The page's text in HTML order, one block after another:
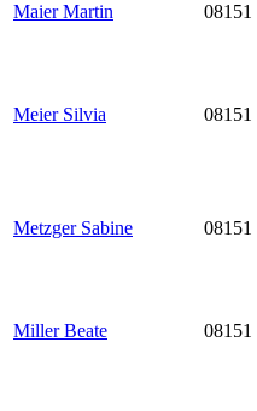
Maier Martin 08151
Meier Silvia 08151
Metzger Sabine 08151
Miller Beate 08151